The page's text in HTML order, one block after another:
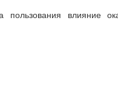
пользования влияние